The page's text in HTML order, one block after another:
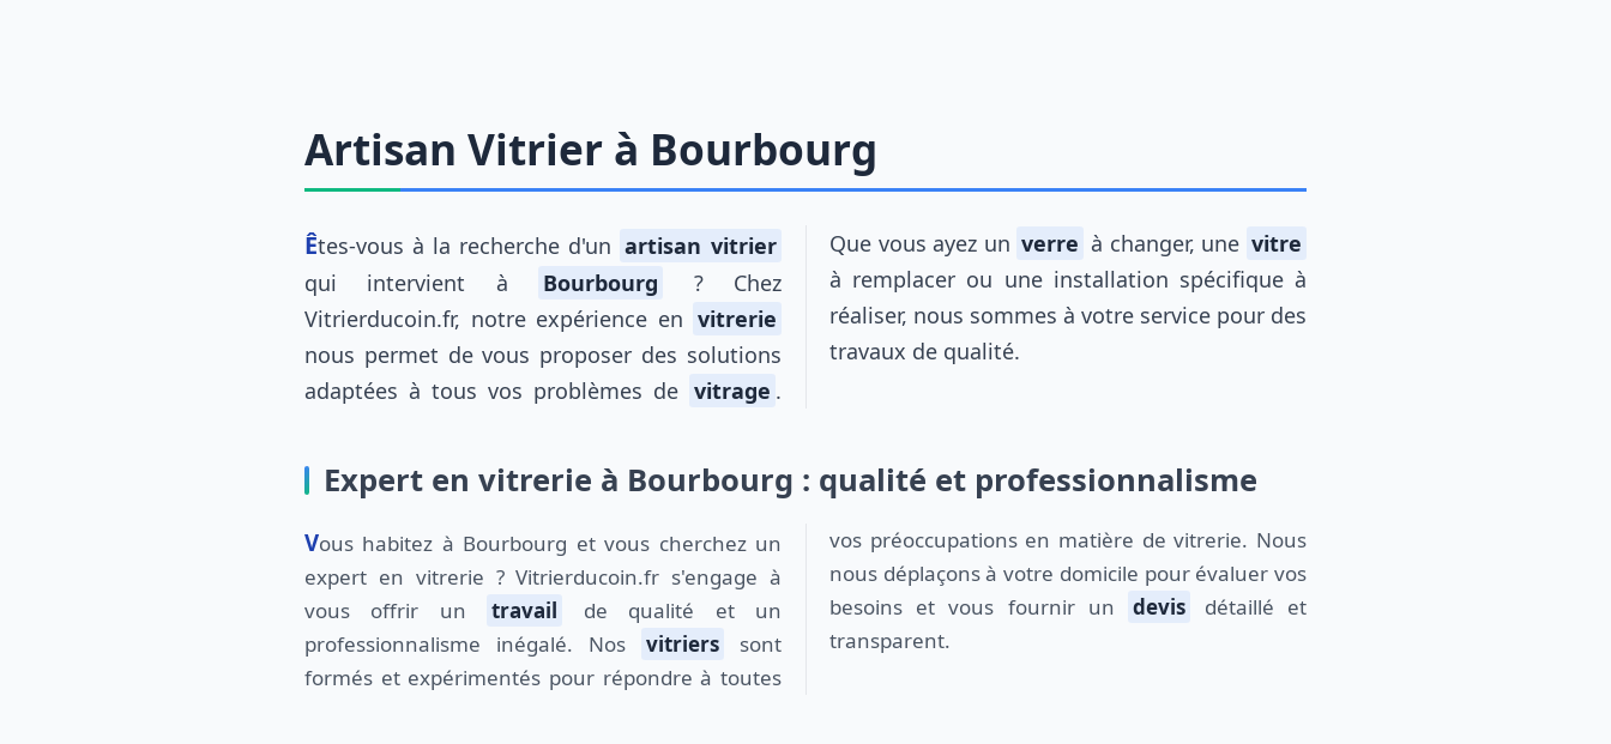
Artisan Vitrier à Bourbourg
Êtes-vous à la recherche d'un artisan vitrier
qui intervient à
Bourbourg
? Chez
Vitrierducoin.fr, notre expérience en vitrerie
nous permet de vous proposer des solutions
adaptées à tous vos problèmes de vitrage .
Que vous ayez un verre à changer, une vitre
à remplacer ou une installation spécifique à
réaliser, nous sommes à votre service pour des
travaux de qualité.
Expert en vitrerie à Bourbourg : qualité et professionnalisme
Vous habitez à Bourbourg et vous cherchez un
expert en vitrerie ? Vitrierducoin.fr s'engage à
vous offrir un
travail
de qualité et un
professionnalisme inégalé. Nos
vitriers
sont
formés et expérimentés pour répondre à toutes
vos préoccupations en matière de vitrerie. Nous
nous déplaçons à votre domicile pour évaluer vos
besoins et vous fournir un
devis
détaillé et
transparent.